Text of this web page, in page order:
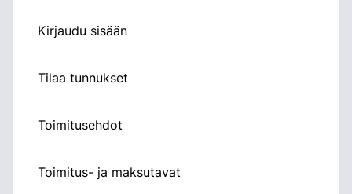
Kirjaudu sisään
Tilaa tunnukset
Toimitusehdot
Toimitus- ja maksutavat